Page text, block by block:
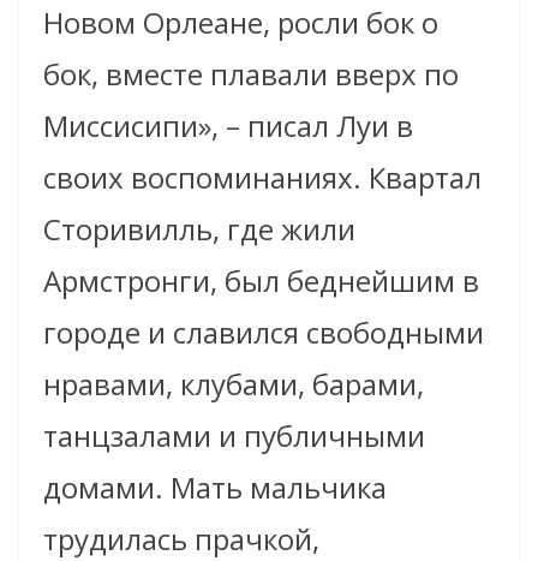
Новом Орлеане, росли бок о
бок, вместе плавали вверх по
Миссисипи», – писал Луи в
своих воспоминаниях. Квартал
Сторивилль, где жили
Армстронги, был беднейшим в
городе и славился свободными
нравами, клубами, барами,
танцзалами и публичными
домами. Мать мальчика
трудилась прачкой,